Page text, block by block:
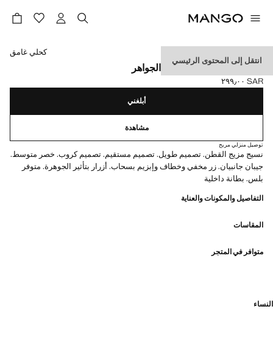
انتقل إلى المحتوى الرئيسي
سروال مستقيم بأزرار من الجواهر
السعر الحالي [SAR ٢٩٩٫٠٠ ]
SAR ٢٩٩٫٠٠
حدد اللون
كحلي غامق
أبلغني
مشاهدة
توصيل منزلي مريح
نسيج مزيج القطن. تصميم طويل. تصميم مستقيم. تصميم كروب. خصر متوسط.
جيبان جانبيان. زر مخفي وخطاف وإبزيم بسحاب. أزرار بتأثير الجوهرة. متوفر
بلس. بطانة داخلية
التفاصيل والمكونات والعناية
المقاسات
متوافر في المتجر
النساء